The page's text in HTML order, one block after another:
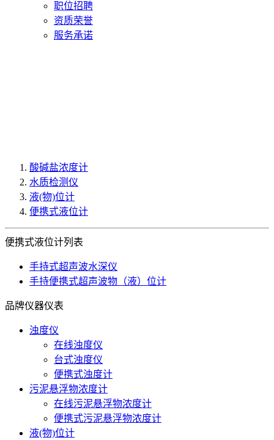
职位招聘
资质荣誉
服务承诺
酸碱盐浓度计
水质检测仪
液(物)位计
便携式液位计
便携式液位计列表
手持式超声波水深仪
手持便携式超声波物（液）位计
品牌仪器仪表
浊度仪
在线浊度仪
台式浊度仪
便携式浊度计
污泥悬浮物浓度计
在线污泥悬浮物浓度计
便携式污泥悬浮物浓度计
液(物)位计